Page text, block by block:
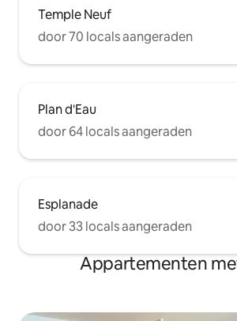
Temple Neuf
door 70 locals aangeraden
Plan d'Eau
door 64 locals aangeraden
Esplanade
door 33 locals aangeraden
Appartementen